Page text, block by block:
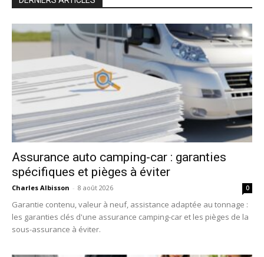
Assurance auto camping-car : garanties
spécifiques et pièges à éviter
Charles Albisson - 8 août 2026 0
Garantie contenu, valeur à neuf, assistance adaptée au tonnage :
les garanties clés d'une assurance camping-car et les pièges de la
sous-assurance à éviter.